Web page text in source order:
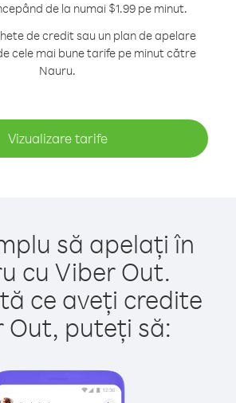
de la numai $1.99 pe minut.
de credit sau un plan de apelare
cele mai bune tarife pe minut către
Nauru.
Vizualizare tarife
să apelați în
cu Viber Out.
ce aveți credite
Out, puteți să: